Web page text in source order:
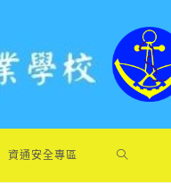
資通安全專區